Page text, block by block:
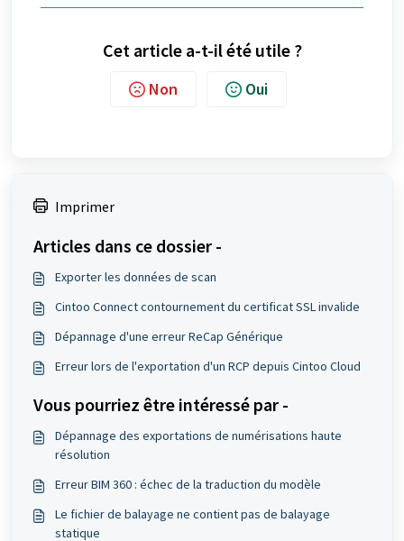
Cet article a-t-il été utile ?
Non Oui
Imprimer
Articles dans ce dossier -
Exporter les données de scan
Cintoo Connect contournement du certificat SSL invalide
Dépannage d'une erreur ReCap Générique
Erreur lors de l'exportation d'un RCP depuis Cintoo Cloud
Vous pourriez être intéressé par -
Dépannage des exportations de numérisations haute
résolution
Erreur BIM 360 : échec de la traduction du modèle
Le fichier de balayage ne contient pas de balayage
statique